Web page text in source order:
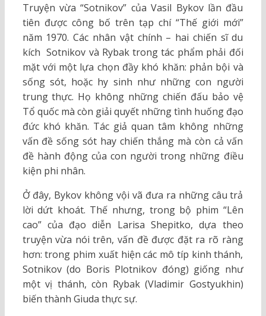
Truyện vừa “Sotnikov” của Vasil Bykov lần đầu
tiên được công bố trên tạp chí “Thế giới mới”
năm 1970. Các nhân vật chính – hai chiến sĩ du
kích Sotnikov và Rybak trong tác phẩm phải đối
mặt với một lựa chọn đầy khó khăn: phản bội và
sống sót, hoặc hy sinh như những con người
trung thực. Họ không những chiến đấu bảo vệ
Tổ quốc mà còn giải quyết những tình huống đạo
đức khó khăn. Tác giả quan tâm không những
vấn đề sống sót hay chiến thắng mà còn cả vấn
đề hành động của con người trong những điều
kiện phi nhân.
Ở đây, Bykov không vội vã đưa ra những câu trả
lời dứt khoát. Thế nhưng, trong bộ phim “Lên
cao” của đạo diễn Larisa Shepitko, dựa theo
truyện vừa nói trên, vấn đề được đặt ra rõ ràng
hơn: trong phim xuất hiện các mô típ kinh thánh,
Sotnikov (do Boris Plotnikov đóng) giống như
một vị thánh, còn Rybak (Vladimir Gostyukhin)
biến thành Giuda thực sự.